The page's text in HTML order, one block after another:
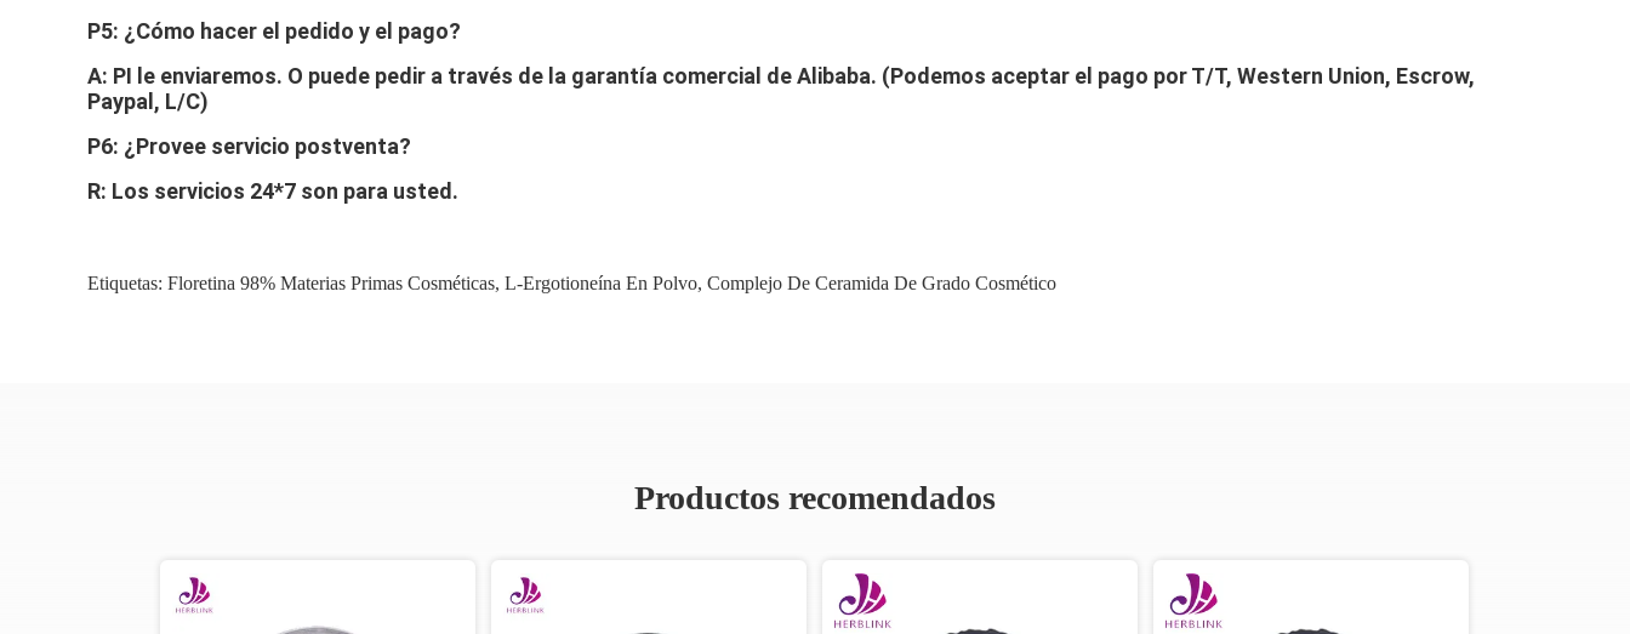
P5: ¿Cómo hacer el pedido y el pago?
A: PI le enviaremos. O puede pedir a través de la garantía comercial de Alibaba. (Podemos aceptar el pago por T/T, Western Union, Escrow,
Paypal, L/C)
P6: ¿Provee servicio postventa?
R: Los servicios 24*7 son para usted.
Etiquetas: Floretina 98% Materias Primas Cosméticas, L-Ergotioneína En Polvo, Complejo De Ceramida De Grado Cosmético
Productos recomendados